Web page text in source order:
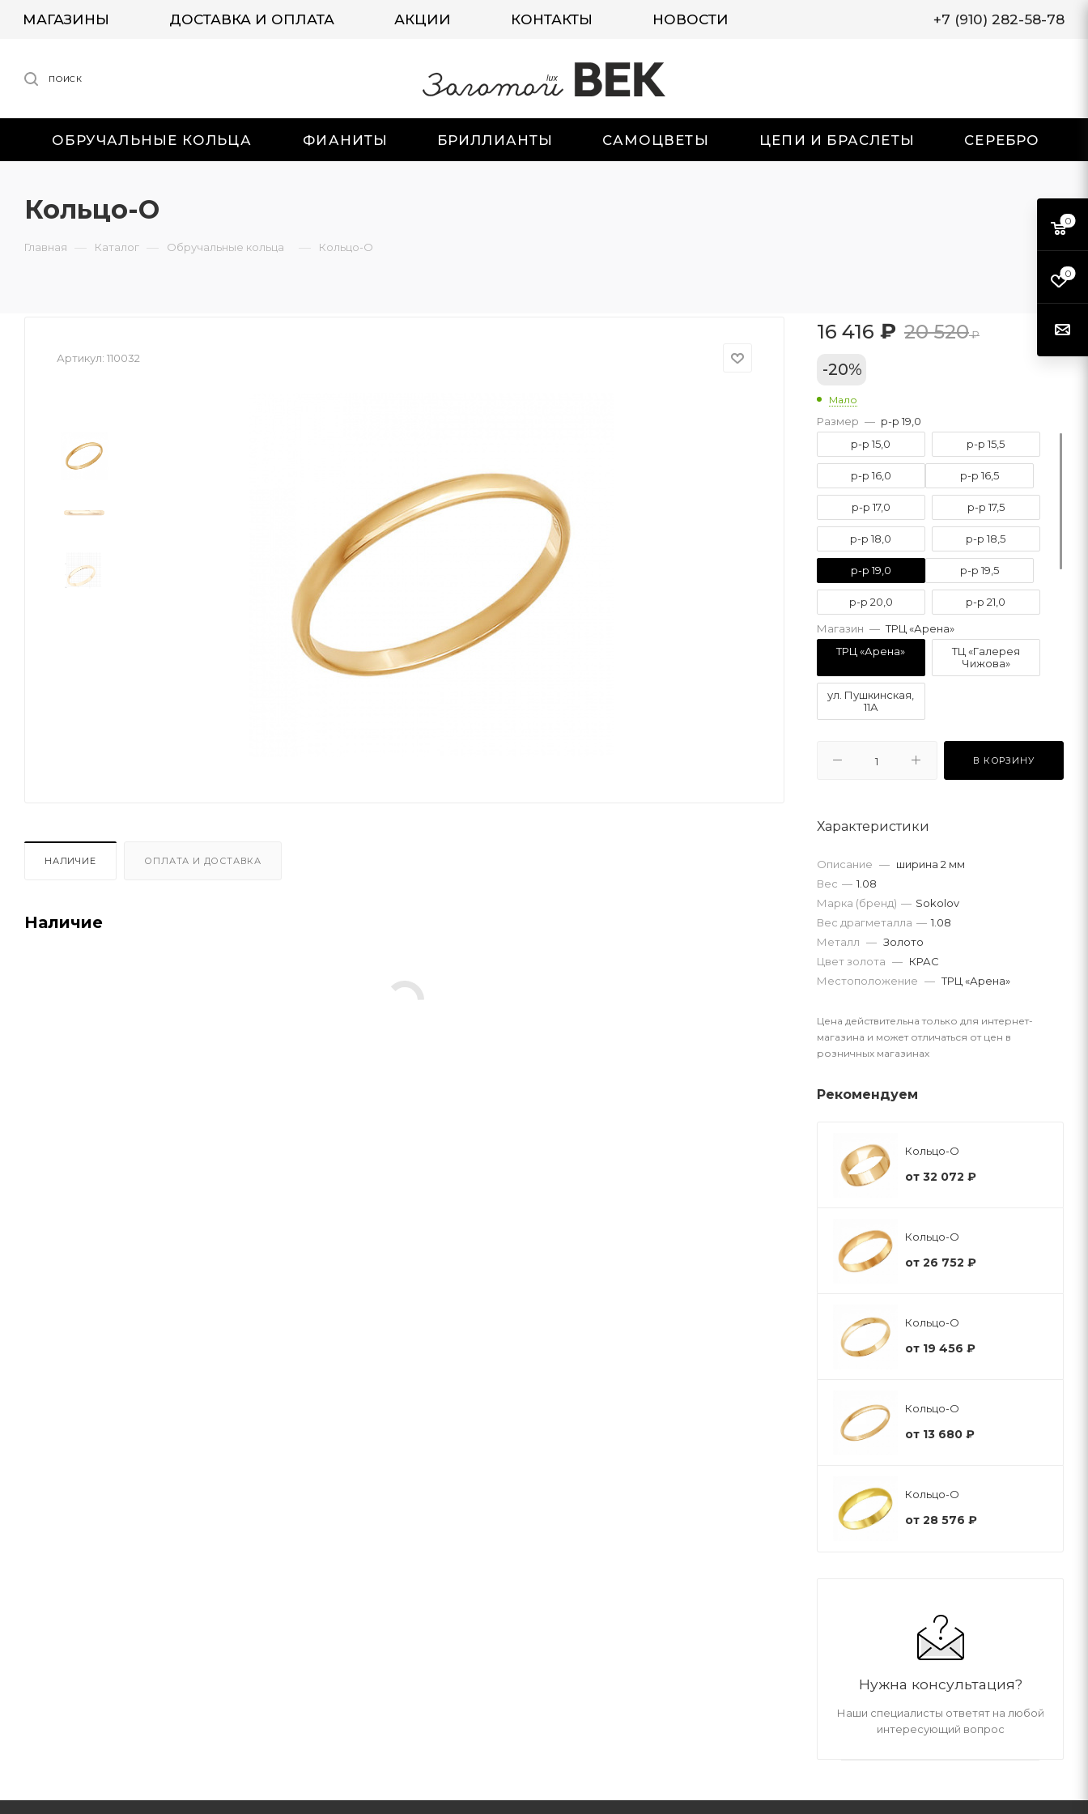
МАГАЗИНЫ ДОСТАВКА И ОПЛАТА АКЦИИ КОНТАКТЫ НОВОСТИ +7 (910) 282-58-78
ПОИСК
ОБРУЧАЛЬНЫЕ КОЛЬЦА ФИАНИТЫ БРИЛЛИАНТЫ САМОЦВЕТЫ ЦЕПИ И БРАСЛЕТЫ СЕРЕБРО
Кольцо-О
Главная — Каталог — Обручальные кольца — Кольцо-О
Артикул: 110032
НАЛИЧИЕ ОПЛАТА И ДОСТАВКА
Наличие
16 416 ₽ 20 520₽
-20%
Мало
Размер — р-р 19,0
р-р 15,0
р-р 15,5
р-р 16,0 р-р 16,5
р-р 17,0 р-р 17,5
р-р 18,0 р-р 18,5
р-р 19,0 р-р 19,5
р-р 20,0 р-р 21,0
р-р 21,5
р-р 23,0
Магазин — ТРЦ «Арена»
ТРЦ «Арена»
ТЦ «Галерея
Чижова»
ул. Пушкинская,
11А
В КОРЗИНУ
Характеристики
Описание — ширина 2 мм
Вес драгметалла — 1.08
Марка (бренд) — Sokolov
Вес — 1.08
Металл — Золото
Цвет золота — КРАС
Местоположение — ТРЦ «Арена»
Цена действительна только для интернет-
магазина и может отличаться от цен в
розничных магазинах
Рекомендуем
Кольцо-О
от 32 072 ₽
Кольцо-О
от 26 752 ₽
Кольцо-О
от 19 456 ₽
Кольцо-О
от 13 680 ₽
Кольцо-О
от 28 576 ₽
Нужна консультация?
Наши специалисты ответят на любой
интересующий вопрос
0
0